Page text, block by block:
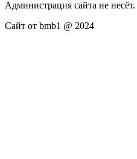
Администрация сайта не несёт.
Сайт от bmb1 @ 2024